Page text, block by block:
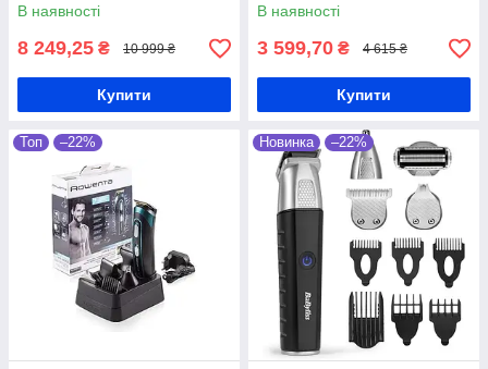
В наявності
8 249,25 ₴ 10 999 ₴
Купити
В наявності
3 599,70 ₴ 4 615 ₴
Купити
Топ –22% Новинка –22%